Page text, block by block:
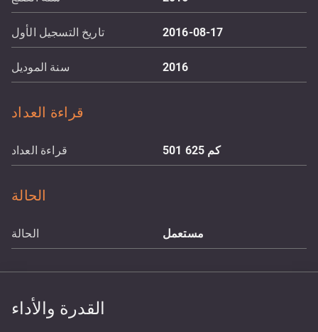
تاريخ التسجيل الأول 2016-08-17
سنة الموديل 2016
قراءة العداد
قراءة العداد 501 625 كم
الحالة
الحالة مستعمل
القدرة والأداء